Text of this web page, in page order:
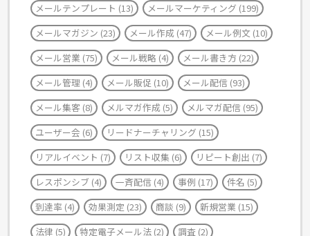
メールテンプレート (13) メールマーケティング (199)
メールマガジン (23) メール作成 (47) メール例文 (10)
メール営業 (75) メール戦略 (4) メール書き方 (22)
メール管理 (4) メール販促 (10) メール配信 (93)
メール集客 (8) メルマガ作成 (5) メルマガ配信 (95)
ユーザー会 (6) リードナーチャリング (15)
リアルイベント (7) リスト収集 (6) リピート創出 (7)
レスポンシブ (4) 一斉配信 (4) 事例 (17) 件名 (5)
到達率 (4) 効果測定 (23) 商談 (9) 新規営業 (15)
法律 (5) 特定電子メール法 (2) 調査 (2)